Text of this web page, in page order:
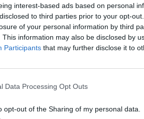
interest-based ads based on personal
to third parties prior to your opt-
of your personal information by third
This information may also be disclosed by
Participants that may further disclose it to
Data Processing Opt Outs
opt-out of the Sharing of my personal data.
bo danes zvečer
Po treh porazih pa
francoski prestolnici, saj bo
ni najbolje začela prvenstva.
z Norveško pokazali malo
igralcev, na kar je opozoril